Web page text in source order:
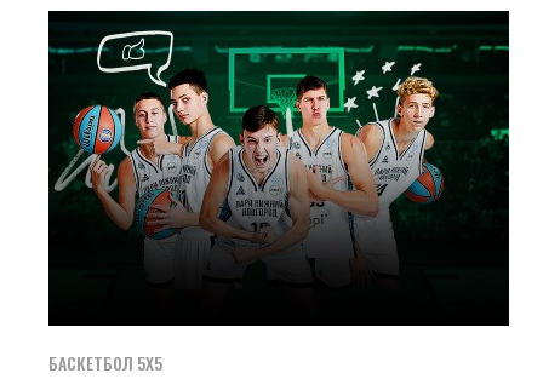
БАСКЕТБОЛ 5Х5